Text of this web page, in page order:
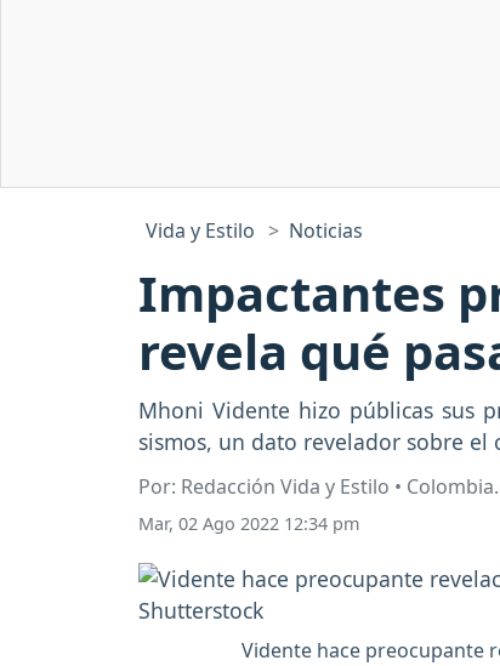
Vida y Estilo Noticias
Impactantes
revela qué
Mhoni Vidente hizo públicas sus
sismos, un dato revelador sobre el
Por: Redacción Vida y Estilo •
Mar, 02 Ago 2022 12:34 pm
Vidente hace preocupante